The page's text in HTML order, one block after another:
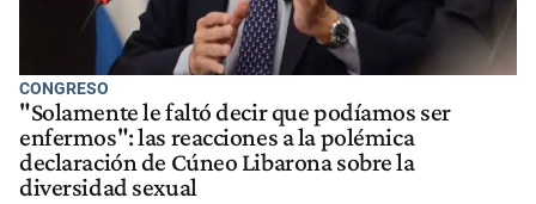
CONGRESO
"Solamente le faltó decir que podíamos ser
enfermos": las reacciones a la polémica
declaración de Cúneo Libarona sobre la
diversidad sexual